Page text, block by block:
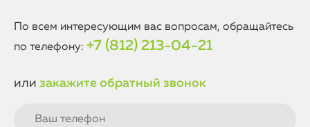
По всем интересующим вас вопросам, обращайтесь
по телефону: +7 (812) 213-04-21
или закажите обратный звонок